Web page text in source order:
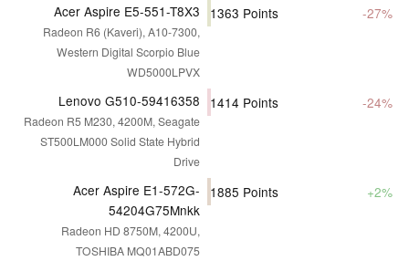
Acer Aspire E5-551-T8X3
Radeon R6 (Kaveri), A10-7300,
Western Digital Scorpio Blue
WD5000LPVX
1363 Points -27%
Lenovo G510-59416358
Radeon R5 M230, 4200M, Seagate
ST500LM000 Solid State Hybrid
Drive
1414 Points -24%
Acer Aspire E1-572G-
54204G75Mnkk
Radeon HD 8750M, 4200U,
TOSHIBA MQ01ABD075
1885 Points +2%